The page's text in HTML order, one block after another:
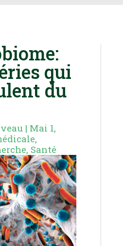
qui
du
| Mai 1,
,
, Santé